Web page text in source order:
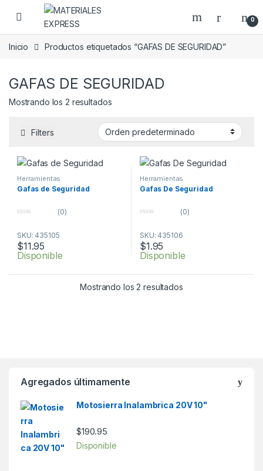
Skip to navigation
Skip to content
0
Inicio Productos etiquetados “GAFAS DE SEGURIDAD”
GAFAS DE SEGURIDAD
Mostrando los 2 resultados
Filters
Herramientas
Gafas de Seguridad
u
t
o
f
(0)
SKU: 435105
$11.95
Disponible
Herramientas
Gafas De Seguridad
u
t
o
f
(0)
SKU: 435106
$1.95
Disponible
Mostrando los 2 resultados
Agregados últimamente
Motosierra Inalambrica 20V 10"
$190.95
Disponible